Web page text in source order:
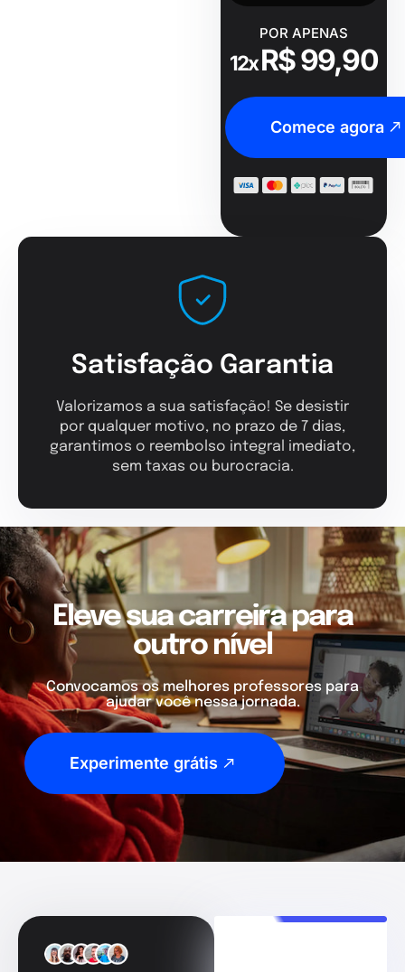
POR APENAS
12xR$ 99,90
Comece agora
Satisfação Garantia
Valorizamos a sua satisfação! Se desistir
por qualquer motivo, no prazo de 7 dias,
garantimos o reembolso integral imediato,
sem taxas ou burocracia.
Eleve sua carreira para
outro nível
Convocamos os melhores professores para
ajudar você nessa jornada.
Experimente grátis